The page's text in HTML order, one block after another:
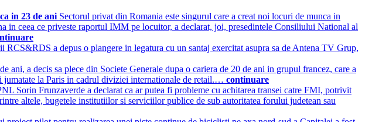
in 23 de ani Sectorul privat din Romania este singurul care a creat noi locuri de munca in
in ceea ce priveste raportul IMM pe locuitor, a declarat, joi, presedintele Consiliului National al
RCS&RDS a depus o plangere in legatura cu un santaj exercitat asupra sa de Antena TV Grup,
ani, a decis sa plece din Societe Generale dupa o cariera de 20 de ani in grupul francez, care a
la Paris in cadrul diviziei internationale de retail.… continuare
Sorin Frunzaverde a declarat ca ar putea fi probleme cu achitarea transei catre FMI, potrivit
altele, bugetele institutiilor si serviciilor publice de sub autoritatea forului judetean sau